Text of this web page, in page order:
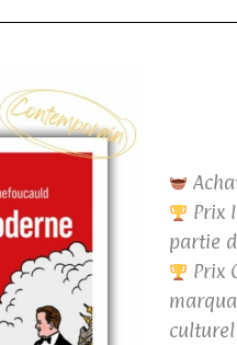
Prix
partie
Prix